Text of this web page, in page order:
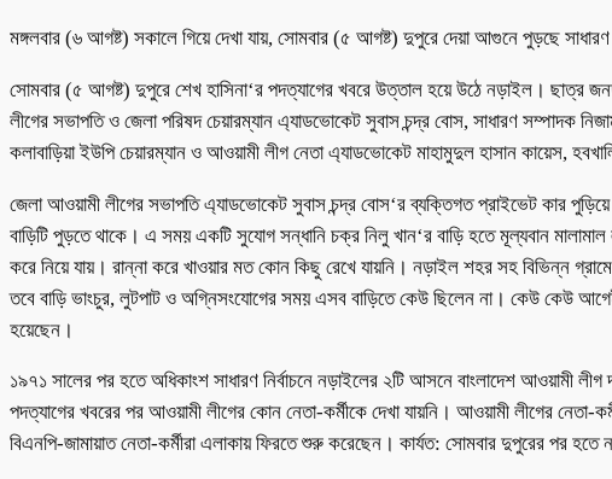
মঙ্গলবার (৬ আগষ্ট) সকালে গিয়ে দেখা যায়, সোমবার (৫ আগষ্ট) দুপুরে দেয়া আগুনে পুড়ছে
সোমবার (৫ আগষ্ট) দুপুরে শেখ হাসিনা‘র পদত্যাগের খবরে উত্তাল হয়ে উঠে নড়াইল। ছাত্র
লীগের সভাপতি ও জেলা পরিষদ চেয়ারম্যান এ্যাডভোকেট সুবাস চন্দ্র বোস, সাধারণ সম্পাদক
কলাবাড়িয়া ইউপি চেয়ারম্যান ও আওয়ামী লীগ নেতা এ্যাডভোকেট মাহামুদুল হাসান কায়েস,
জেলা আওয়ামী লীগের সভাপতি এ্যাডভোকেট সুবাস চন্দ্র বোস‘র ব্যক্তিগত প্রাইভেট কার পুড়িয়ে
বাড়িটি পুড়তে থাকে। এ সময় একটি সুযোগ সন্ধানি চক্র নিলু খান‘র বাড়ি হতে মূল্যবান মালামাল
করে নিয়ে যায়। রান্না করে খাওয়ার মত কোন কিছু রেখে যায়নি। নড়াইল শহর সহ বিভিন্ন
তবে বাড়ি ভাংচুর, লুটপাট ও অগ্নিসংযোগের সময় এসব বাড়িতে কেউ ছিলেন না। কেউ কেউ
হয়েছেন।
১৯৭১ সালের পর হতে অধিকাংশ সাধারণ নির্বাচনে নড়াইলের ২টি আসনে বাংলাদেশ আওয়ামী
পদত্যাগের খবরের পর আওয়ামী লীগের কোন নেতা-কর্মীকে দেখা যায়নি। আওয়ামী লীগের নেতা-
বিএনপি-জামায়াত নেতা-কর্মীরা এলাকায় ফিরতে শুরু করেছেন। কার্যত: সোমবার দুপুরের পর হতে